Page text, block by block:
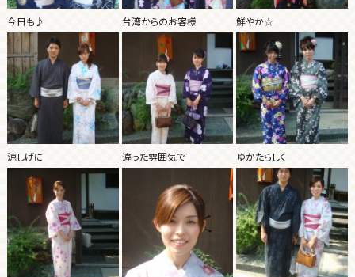
今日も♪ 台湾からのお客様 鮮やか☆
涼しげに 違った雰囲気で ゆかたらしく